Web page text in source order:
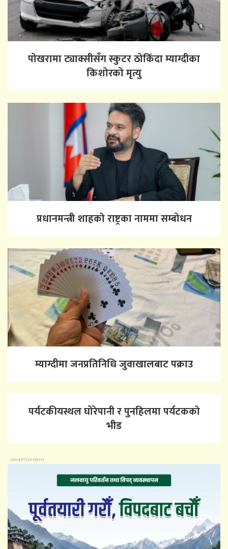
पोखरामा ट्याक्सीसँग स्कुटर ठोकिँदा म्याग्दीका
किशोरको मृत्यु
प्रधानमन्त्री शाहको राष्ट्रका नाममा सम्बोधन
म्याग्दीमा जनप्रतिनिधि जुवाखालबाट पक्राउ
पर्यटकीयस्थल घोरेपानी र पुनहिलमा पर्यटकको
भीड